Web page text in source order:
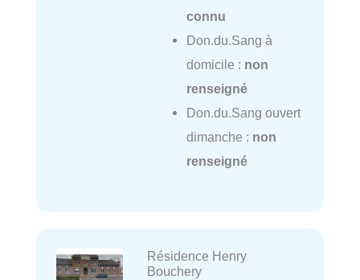
connu
Don.du.Sang à
domicile : non
renseigné
Don.du.Sang ouvert
dimanche : non
renseigné
Résidence Henry
Bouchery